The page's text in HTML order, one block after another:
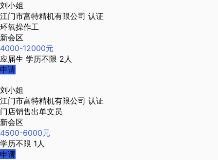
刘小姐
江门市富特精机有限公司 认证
环氧操作工
新会区
4000-12000元
应届生 学历不限 2人
申请
刘小姐
江门市富特精机有限公司 认证
门店销售出单文员
新会区
4500-6000元
学历不限 1人
申请